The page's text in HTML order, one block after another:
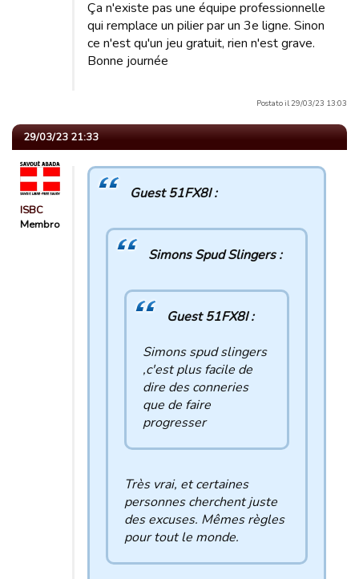
Ça n'existe pas une équipe professionnelle
qui remplace un pilier par un 3e ligne. Sinon
ce n'est qu'un jeu gratuit, rien n'est grave.
Bonne journée
Postato il 29/03/23 13:03
29/03/23 21:33
ISBC
Membro
Guest 51FX8I :
Simons Spud Slingers :
Guest 51FX8I :
Simons spud slingers
,c'est plus facile de
dire des conneries
que de faire
progresser
Très vrai, et certaines
personnes cherchent juste
des excuses. Mêmes règles
pour tout le monde.